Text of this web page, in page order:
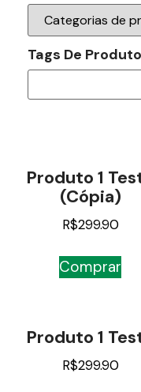
Tags De Produto
Produto 1
(cópia)
R$299.90
Comprar
Produto 1
R$299.90